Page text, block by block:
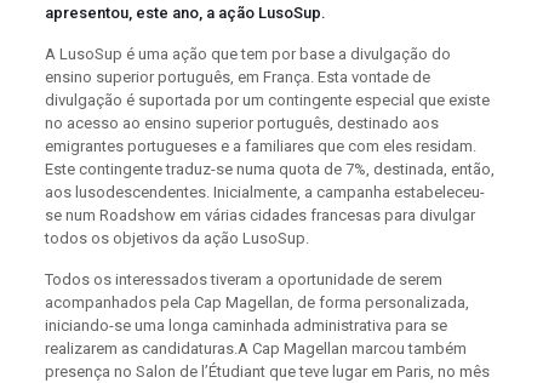
apresentou, este ano, a ação LusoSup.
A LusoSup é uma ação que tem por base a divulgação do
ensino superior português, em França. Esta vontade de
divulgação é suportada por um contingente especial que existe
no acesso ao ensino superior português, destinado aos
emigrantes portugueses e a familiares que com eles residam.
Este contingente traduz-se numa quota de 7%, destinada, então,
aos lusodescendentes. Inicialmente, a campanha estabeleceu-
se num Roadshow em várias cidades francesas para divulgar
todos os objetivos da ação LusoSup.
Todos os interessados tiveram a oportunidade de serem
acompanhados pela Cap Magellan, de forma personalizada,
iniciando-se uma longa caminhada administrativa para se
realizarem as candidaturas.A Cap Magellan marcou também
presença no Salon de l’Étudiant que teve lugar em Paris, no mês